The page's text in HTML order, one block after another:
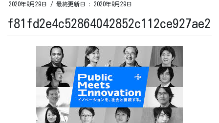
2020年9月29日 / 最終更新日 : 2020年9月29日
f81fd2e4c52864042852c112ce927ae2